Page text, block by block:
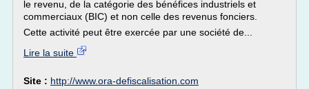
le revenu, de la catégorie des bénéfices industriels et
commerciaux (BIC) et non celle des revenus fonciers.
Cette activité peut être exercée par une société de...
Lire la suite
Site : http://www.ora-defiscalisation.com